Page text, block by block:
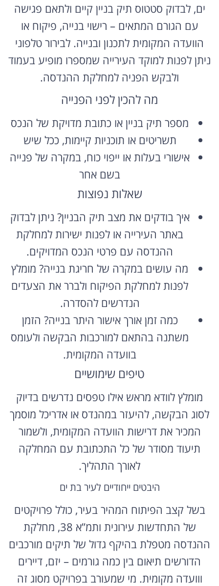
ים, לבדוק סטטוס תיק בניין קיים ולתאם פגישה
עם הגורם המתאים – רישוי בנייה, פיקוח או
הוועדה המקומית לתכנון ובנייה. לבירור טלפוני
ניתן לפנות למוקד העירייה שמספרו מופיע בעמוד
ולבקש הפניה למחלקת ההנדסה.
מה להכין לפני הפנייה
מספר תיק בניין או כתובת מדויקת של הנכס
תשריטים או תוכניות קיימות, ככל שיש
אישורי בעלות או ייפוי כוח, במקרה של פנייה
בשם אחר
שאלות נפוצות
איך בודקים את מצב תיק הבניין? ניתן לבדוק
באתר העירייה או לפנות ישירות למחלקת
ההנדסה עם פרטי הנכס המדויקים.
מה עושים במקרה של חריגת בנייה? מומלץ
לפנות למחלקת הפיקוח ולברר את הצעדים
הנדרשים להסדרה.
כמה זמן אורך אישור היתר בנייה? הזמן
משתנה בהתאם למורכבות הבקשה ולעומס
בוועדה המקומית.
טיפים שימושיים
מומלץ לוודא מראש אילו טפסים נדרשים בדיוק
לסוג הבקשה, להיעזר במהנדס או אדריכל מוסמך
המכיר את דרישות הוועדה המקומית, ולשמור
תיעוד מסודר של כל התכתובת עם המחלקה
לאורך התהליך.
היבטים ייחודיים לעיר בת ים
בשל קצב הפיתוח המהיר בעיר, כולל פרויקטים
של התחדשות עירונית ותמ”א 38, מחלקת
ההנדסה מטפלת בהיקף גדול של תיקים מורכבים
הדורשים תיאום בין כמה גורמים – יזם, דיירים
ווועדה מקומית. מי שמעורב בפרויקט מסוג זה